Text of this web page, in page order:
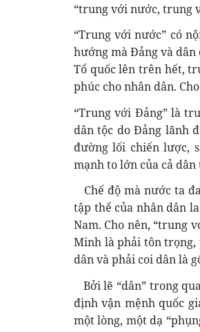
“trung với nước, trung
“Trung với nước” có
hướng mà Đảng và
Tổ quốc lên trên hết,
phúc cho nhân dân.
“Trung với Đảng” là
dân tộc do Đảng lãnh
đường lối chiến lược,
mạnh to lớn của cả
Chế độ mà nước ta
tập thể của nhân dân
Nam. Cho nên, “trung
Minh là phải tôn trọng,
dân và phải coi dân là
Bởi lẽ “dân” trong
định vận mệnh quốc
một lòng, một dạ